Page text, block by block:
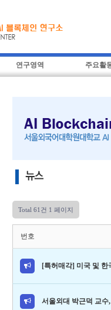
연구영역 주요활
Total 61건 1 페이지
번호
[특허매각] 미국 및
서울외대 박근덕 교